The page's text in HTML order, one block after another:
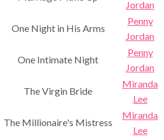
Jordan
One Night in His Arms
Penny
Jordan
One Intimate Night
Penny
Jordan
The Virgin Bride
Miranda
Lee
The Millionaire's Mistress
Miranda
Lee